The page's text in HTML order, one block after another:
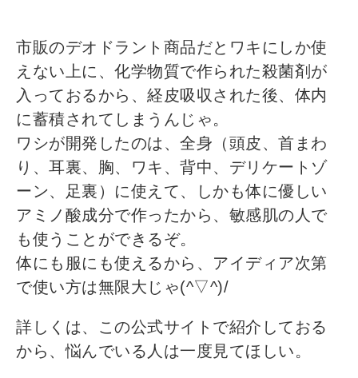
市販のデオドラント商品だとワキにしか使
えない上に、化学物質で作られた殺菌剤が
入っておるから、経皮吸収された後、体内
に蓄積されてしまうんじゃ。
ワシが開発したのは、全身（頭皮、首まわ
り、耳裏、胸、ワキ、背中、デリケートゾ
ーン、足裏）に使えて、しかも体に優しい
アミノ酸成分で作ったから、敏感肌の人で
も使うことができるぞ。
体にも服にも使えるから、アイディア次第
で使い方は無限大じゃ(^▽^)/
詳しくは、この公式サイトで紹介しておる
から、悩んでいる人は一度見てほしい。